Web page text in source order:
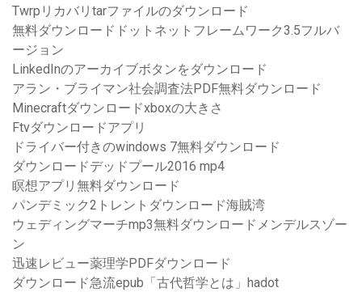
Twrpリカバリtarファイルのダウンロード
無料ダウンロードドットネットフレームワーク3.5フルバ
ージョン
LinkedInのアーカイブボタンをダウンロード
アラン・ブライマン社会調査法PDF無料ダウンロード
Minecraftダウンロードxboxの大きさ
Ftvダウンロードアプリ
ドライバー付きのwindows 7無料ダウンロード
ダウンロードデッドプール2016 mp4
瞑想アプリ無料ダウンロード
パンデミック2トレントダウンロード海賊湾
ウェディングマーチmp3無料ダウンロードメンデルスゾー
ン
迅速レビュー薬理学PDFダウンロード
ダウンロード急流epub「古代哲学とは」hadot